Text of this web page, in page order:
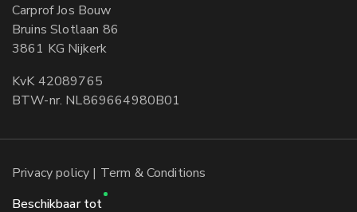
Carprof Jos Bouw
Bruins Slotlaan 86
3861 KG Nijkerk
KvK 42089765
BTW-nr. NL869664980B01
Privacy policy | Term & Conditions
Beschikbaar tot